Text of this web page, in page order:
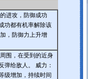
进攻，防御成功
功都有机率解除该
，防御力上升增
围，在受到的近身
弹给敌人。 威力：
级增加，持续时间